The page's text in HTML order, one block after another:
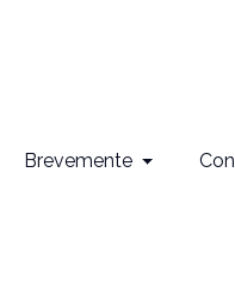
Brevemente